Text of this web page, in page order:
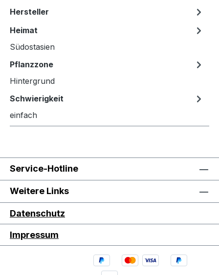
Hersteller
Heimat
Südostasien
Pflanzzone
Hintergrund
Schwierigkeit
einfach
Service-Hotline
Weitere Links
Datenschutz
Impressum